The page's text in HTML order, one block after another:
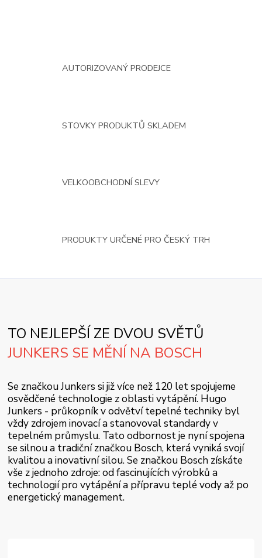
AUTORIZOVANÝ PRODEJCE
STOVKY PRODUKTŮ SKLADEM
VELKOOBCHODNÍ SLEVY
PRODUKTY URČENÉ PRO ČESKÝ TRH
TO NEJLEPŠÍ ZE DVOU SVĚTŮ
JUNKERS SE MĚNÍ NA BOSCH
Se značkou Junkers si již více než 120 let spojujeme
osvědčené technologie z oblasti vytápění. Hugo
Junkers - průkopník v odvětví tepelné techniky byl
vždy zdrojem inovací a stanovoval standardy v
tepelném průmyslu. Tato odbornost je nyní spojena
se silnou a tradiční značkou Bosch, která vyniká svojí
kvalitou a inovativní silou. Se značkou Bosch získáte
vše z jednoho zdroje: od fascinujících výrobků a
technologií pro vytápění a přípravu teplé vody až po
energetický management.